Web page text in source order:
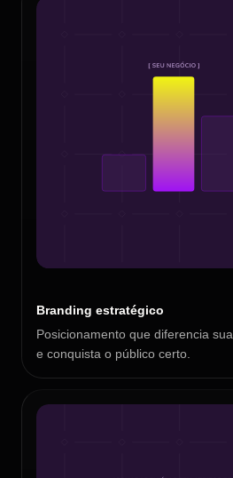
Branding estratégico
Posicionamento que diferencia
e conquista o público certo.